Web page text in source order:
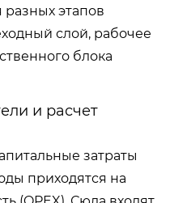
этапов
слой, рабочее
блока
и расчет
затраты
приходятся на